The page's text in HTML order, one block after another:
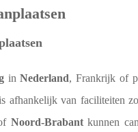
inNederland, Frankrijk of
afhankelijk van faciliteiten
Noord-Brabantkunnen